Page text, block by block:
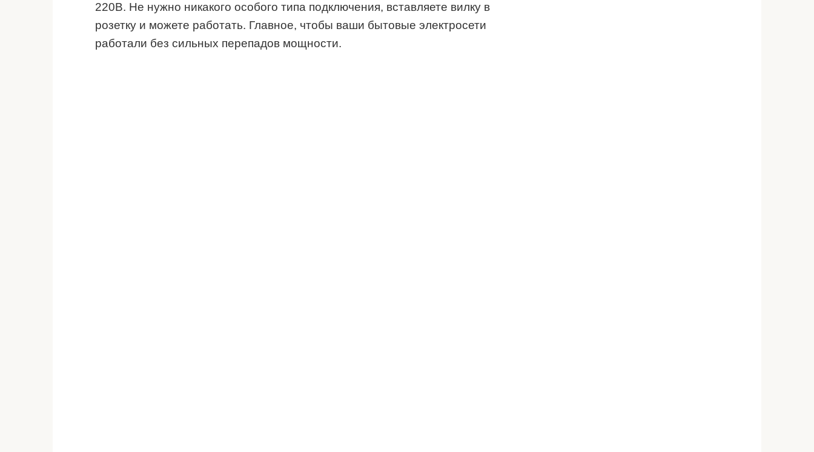
220В. Не нужно никакого особого типа подключения, вставляете вилку в
розетку и можете работать. Главное, чтобы ваши бытовые электросети
работали без сильных перепадов мощности.